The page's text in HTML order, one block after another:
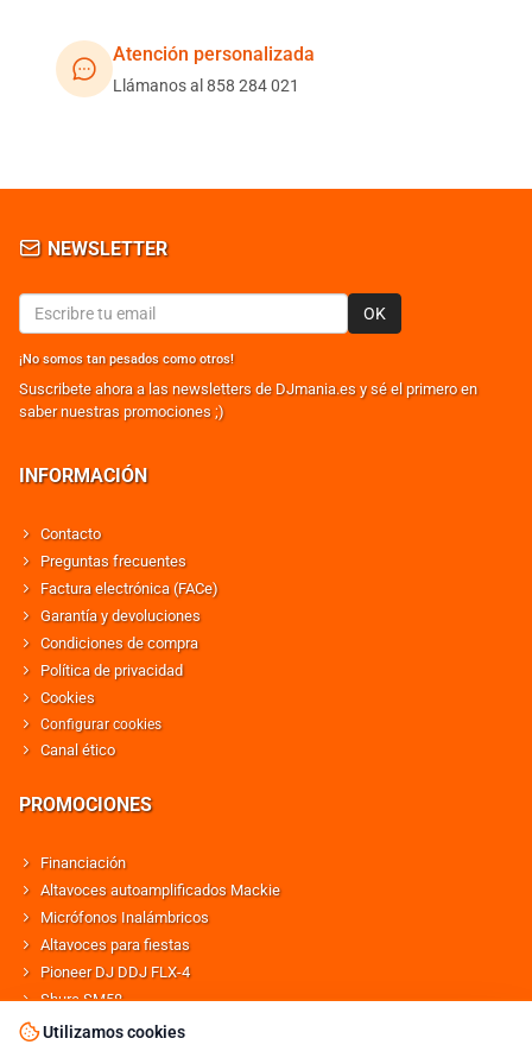
Atención personalizada
Llámanos al 858 284 021
NEWSLETTER
OK
¡No somos tan pesados como otros!
Suscribete ahora a las newsletters de DJmania.es y sé el primero en
saber nuestras promociones ;)
INFORMACIÓN
Contacto
Preguntas frecuentes
Factura electrónica (FACe)
Garantía y devoluciones
Condiciones de compra
Política de privacidad
Cookies
Configurar cookies
Canal ético
PROMOCIONES
Financiación
Altavoces autoamplificados Mackie
Micrófonos Inalámbricos
Altavoces para fiestas
Pioneer DJ DDJ FLX-4
Shure SM58
Altavoces Behringer
Utilizamos cookies